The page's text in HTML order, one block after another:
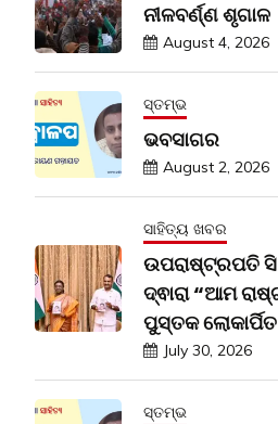
ନୀଳବର୍ଣ୍ଣ ଶୃଗାଳ
August 4, 2026
ସ୍ତମ୍ଭ
ଭବସାଗର
August 2, 2026
ସାହିତ୍ୟ ଖବର
ଉପରାଷ୍ଟ୍ରପତି
ଦ୍ଵାରା “ଆମ
ପୁସ୍ତକ ଲୋକାର୍ପିତ
July 30, 2026
ସ୍ତମ୍ଭ